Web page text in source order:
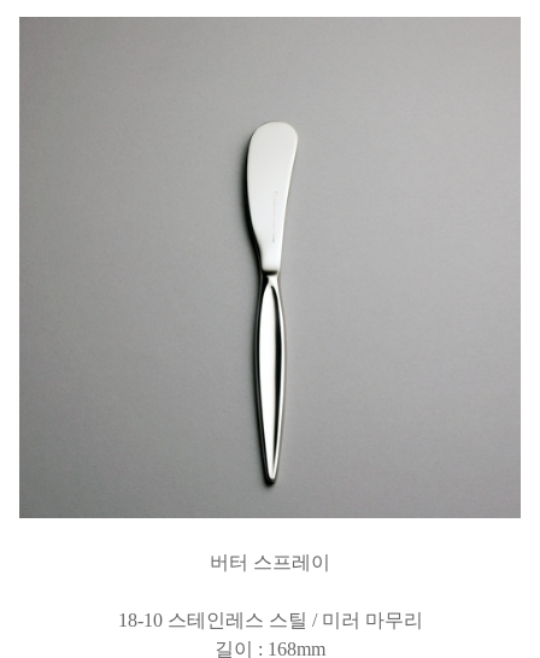
버터 스프레이
18-10 스테인레스 스틸 / 미러 마무리
길이 : 168mm